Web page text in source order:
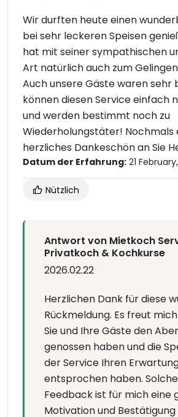
Wir durften heute einen
bei sehr leckeren Speisen
hat mit seiner sympathischen
Art natürlich auch zum
Auch unsere Gäste waren sehr
können diesen Service einfach
und werden bestimmt noch zu
Wiederholungstäter! Nochmals
herzliches Dankeschön an Sie
Datum der Erfahrung: 21
Nützlich
Antwort von Mietkoch
Privatkoch & Kochkurse
2026.02.22
Herzlichen Dank für diese
Rückmeldung. Es freut
Sie und Ihre Gäste den
genossen haben und die
der Service Ihren
entsprochen haben.
Feedback ist für mich eine
Motivation und